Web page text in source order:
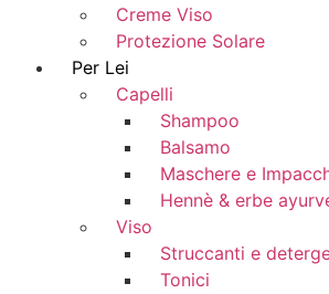
Creme Viso
Protezione Solare
Per Lei
Capelli
Shampoo
Balsamo
Maschere e
Hennè & erbe
Viso
Struccanti e
Tonici